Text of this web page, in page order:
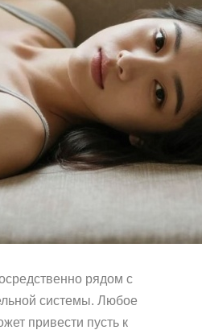
рядом с
системы. Любое
привести пусть к